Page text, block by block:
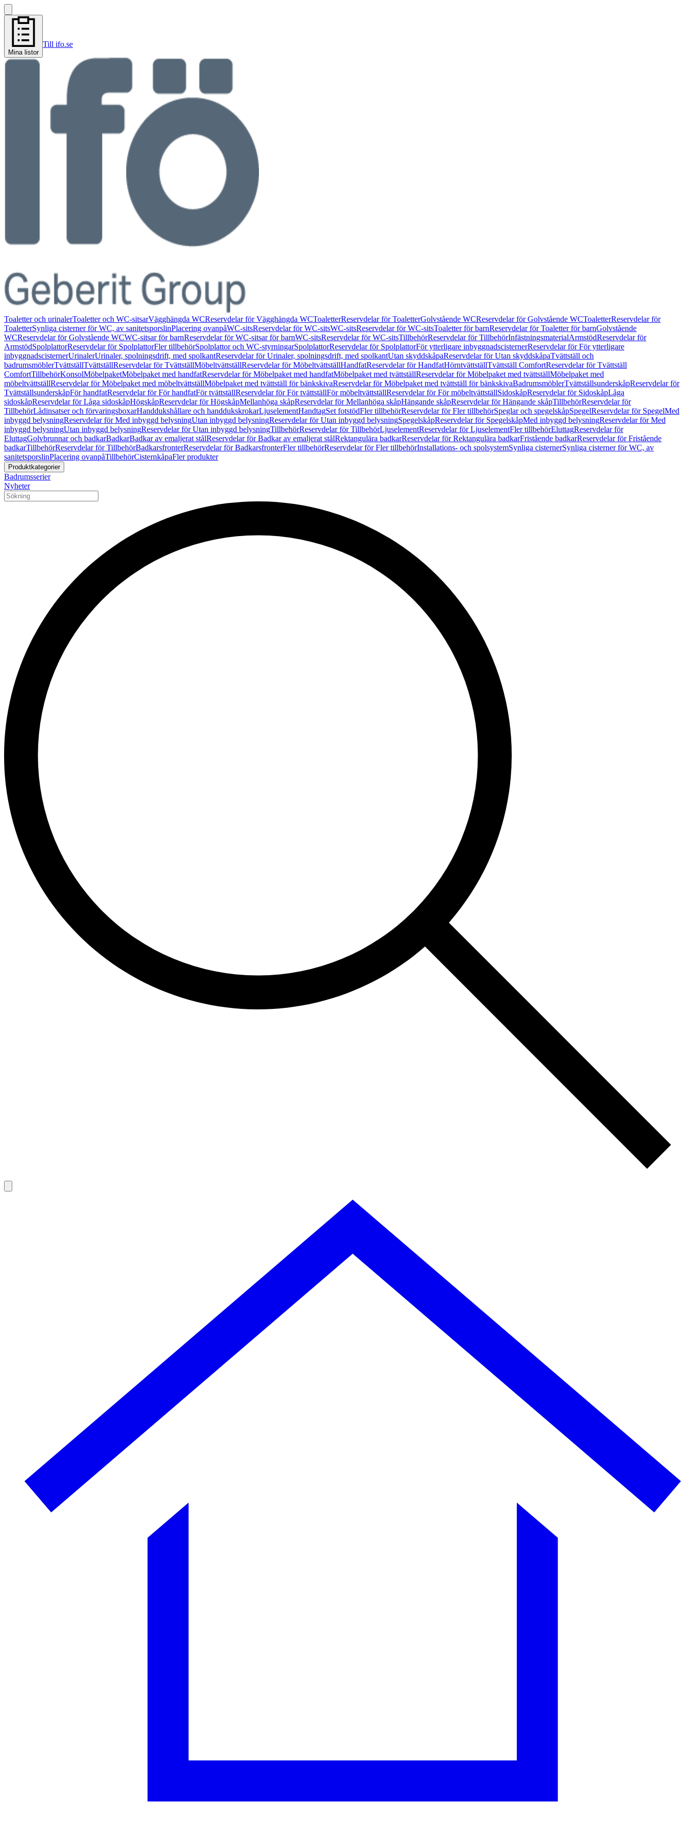
Mina listor
Till ifo.se
Toaletter och urinalerToaletter och WC-sitsarVägghängda WCReservdelar för Vägghängda WCToaletterReservdelar för ToaletterGolvstående WCReservdelar för Golvstående WCToaletterReservdelar för
ToaletterSynliga cisterner för WC, av sanitetsporslinPlacering ovanpåWC-sitsReservdelar för WC-sitsWC-sitsReservdelar för WC-sitsToaletter för barnReservdelar för Toaletter för barnGolvstående
WCReservdelar för Golvstående WCWC-sitsar för barnReservdelar för WC-sitsar för barnWC-sitsReservdelar för WC-sitsTillbehörReservdelar för TillbehörInfästningsmaterialArmstödReservdelar för
ArmstödSpolplattorReservdelar för SpolplattorFler tillbehörSpolplattor och WC-styrningarSpolplattorReservdelar för SpolplattorFör ytterligare inbyggnadscisternerReservdelar för För ytterligare
inbyggnadscisternerUrinalerUrinaler, spolningsdrift, med spolkantReservdelar för Urinaler, spolningsdrift, med spolkantUtan skyddskåpaReservdelar för Utan skyddskåpaTvättställ och
badrumsmöblerTvättställTvättställReservdelar för TvättställMöbeltvättställReservdelar för MöbeltvättställHandfatReservdelar för HandfatHörntvättställTvättställ ComfortReservdelar för Tvättställ
ComfortTillbehörKonsolMöbelpaketMöbelpaket med handfatReservdelar för Möbelpaket med handfatMöbelpaket med tvättställReservdelar för Möbelpaket med tvättställMöbelpaket med
möbeltvättställReservdelar för Möbelpaket med möbeltvättställMöbelpaket med tvättställ för bänkskivaReservdelar för Möbelpaket med tvättställ för bänkskivaBadrumsmöblerTvättställsunderskåpReservdelar för
TvättställsunderskåpFör handfatReservdelar för För handfatFör tvättställReservdelar för För tvättställFör möbeltvättställReservdelar för För möbeltvättställSidoskåpReservdelar för SidoskåpLåga
sidoskåpReservdelar för Låga sidoskåpHögskåpReservdelar för HögskåpMellanhöga skåpReservdelar för Mellanhöga skåpHängande skåpReservdelar för Hängande skåpTillbehörReservdelar för
TillbehörLådinsatser och förvaringsboxarHanddukshållare och handdukskrokarLjuselementHandtagSet fotstödFler tillbehörReservdelar för Fler tillbehörSpeglar och spegelskåpSpegelReservdelar för SpegelMed
inbyggd belysningReservdelar för Med inbyggd belysningUtan inbyggd belysningReservdelar för Utan inbyggd belysningSpegelskåpReservdelar för SpegelskåpMed inbyggd belysningReservdelar för Med
inbyggd belysningUtan inbyggd belysningReservdelar för Utan inbyggd belysningTillbehörReservdelar för TillbehörLjuselementReservdelar för LjuselementFler tillbehörEluttagReservdelar för
EluttagGolvbrunnar och badkarBadkarBadkar av emaljerat stålReservdelar för Badkar av emaljerat stålRektangulära badkarReservdelar för Rektangulära badkarFristående badkarReservdelar för Fristående
badkarTillbehörReservdelar för TillbehörBadkarsfronterReservdelar för BadkarsfronterFler tillbehörReservdelar för Fler tillbehörInstallations- och spolsystemSynliga cisternerSynliga cisterner för WC, av
sanitetsporslinPlacering ovanpåTillbehörCisternkåpaFler produkter
Produktkategorier
Badrumsserier
Nyheter